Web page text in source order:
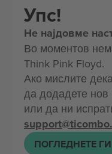
Упс!
Не најдовме
Во моментов
Think Pink Floyd.
Ако мислите
да додадете нов
или да ни
ПОГЛЕДНЕТЕ